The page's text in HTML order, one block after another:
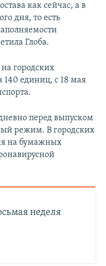
как сейчас, а в
дня, то есть
Глоба.
городских
140 единиц, с 18 мая
перед выпуском
режим. В городских
на бумажных
неделя